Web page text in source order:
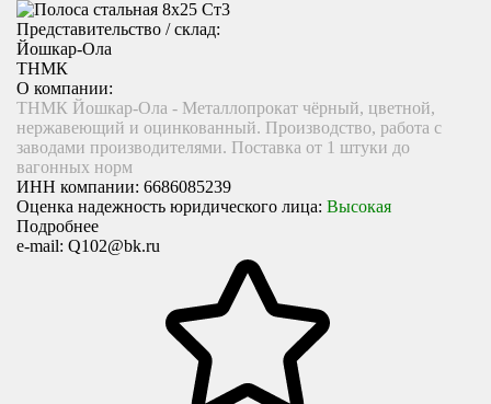
Представительство / склад:
Йошкар-Ола
ТНМК
О компании:
ТНМК Йошкар-Ола - Металлопрокат чёрный, цветной,
нержавеющий и оцинкованный. Производство, работа с
заводами производителями. Поставка от 1 штуки до
вагонных норм
ИНН компании: 6686085239
Оценка надежность юридического лица: Высокая
Подробнее
e-mail: Q102@bk.ru